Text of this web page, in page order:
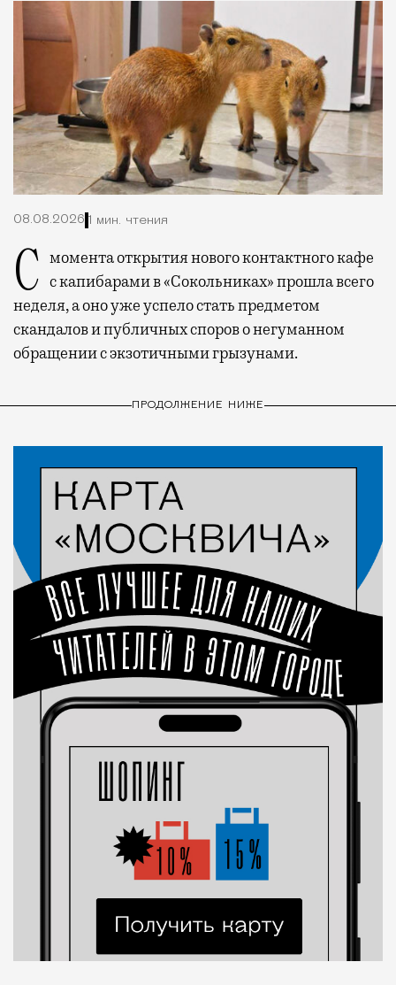
08.08.2026 1 мин. чтения
С момента открытия нового контактного кафе с капибарами в «Сокольниках» прошла всего
неделя, а оно уже успело стать предметом
скандалов и публичных споров о негуманном
обращении с экзотичными грызунами.
ПРОДОЛЖЕНИЕ НИЖЕ